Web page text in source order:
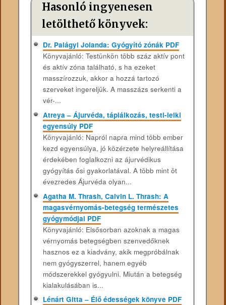
Hasonló ingyenesen
letölthető könyvek:
Dr. Palágyi Jolanda: Gyógyító zónák PDF
Könyvajánló: Testünkön több száz aktív pont
és aktív zóna található, s ha ezeket
masszírozzuk, akkor a hozzá tartozó
szerveket ingereljük. A masszázs serkenti a
vér-...
Atreya – Ájurvéda, táplálkozás, testi-lelki
egyensúly PDF
Könyvajánló: Napról napra mind több ember
kezd egyensúlya, jó közérzete helyreállítása
érdekében foglalkozni az ájurvédikus
gyógyítás ősi gyakorlatával. A több mint öt
évezredes Ájurvéda olyan...
Agatha M. Thrash, Calvin L. Thrash: A
magasvérnyomás-betegség természetes
gyógymódjai PDF
Könyvajánló: Elsősorban azoknak a magas
vérnyomás betegségben szenvedőknek
hasznos ez a kiadvány, akik megpróbálnak
nem gyógyszerrel, hanem egyéb
módszerekkel gyógyulni. Miután a betegség
kialakulásában is...
Lénárt Gitta – Élő édességek könyve PDF